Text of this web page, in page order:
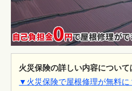
火災保険の詳しい内容について
▼火災保険で屋根修理が無料に